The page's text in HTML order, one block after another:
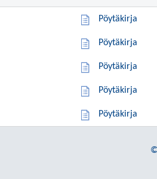
Pöytäkirja
Pöytäkirja
Pöytäkirja
Pöytäkirja
Pöytäkirja